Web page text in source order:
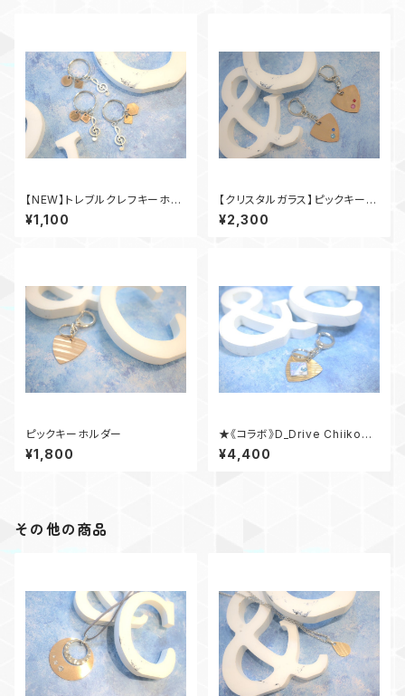
【NEW】トレブルクレフキーホル
ダー
¥1,100
【クリスタルガラス】ピックキーホ
ルダー
¥2,300
ピックキーホルダー
¥1,800
★《コラボ》D_Drive Chiiko×
ピックキーホルダー★
¥4,400
その他の商品